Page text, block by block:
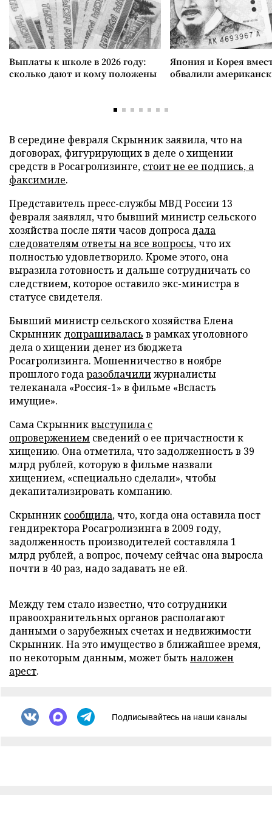
Выплаты к школе в 2026 году:
сколько дают и кому положены
Япония и Корея
обвалили
В середине февраля Скрынник заявила, что на
договорах, фигурирующих в деле о хищении
средств в Росагролизинге, стоит не ее подпись, а
факсимиле.
Представитель пресс-службы МВД России 13
февраля заявлял, что бывший министр сельского
хозяйства после пяти часов допроса дала
следователям ответы на все вопросы, что их
полностью удовлетворило. Кроме этого, она
выразила готовность и дальше сотрудничать со
следствием, которое оставило экс-министра в
статусе свидетеля.
Бывший министр сельского хозяйства Елена
Скрынник допрашивалась в рамках уголовного
дела о хищении денег из бюджета
Росагролизинга. Мошенничество в ноябре
прошлого годаразоблачилижурналисты
телеканала «Россия-1» в фильме «Всласть
имущие».
Сама Скрынниквыступила с
опровержением сведений о ее причастности к
хищению. Она отметила, что задолженность в 39
млрд рублей, которую в фильме назвали
хищением, «специально сделали», чтобы
декапитализировать компанию.
Скрынник сообщила, что, когда она оставила пост
гендиректора Росагролизинга в 2009 году,
задолженность производителей составляла 1
млрд рублей, а вопрос, почему сейчас она выросла
почти в 40 раз, надо задавать не ей.
Между тем стало известно, что сотрудники
правоохранительных органов располагают
данными о зарубежных счетах и недвижимости
Скрынник. На это имущество в ближайшее время,
по некоторым данным, может быть наложен
арест.
Подписывайтесь на наши каналы